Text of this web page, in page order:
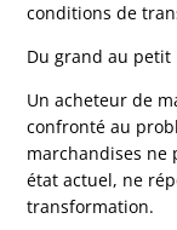
conditions de
Du grand au petit
Un acheteur de
confronté au
marchandises ne
état actuel, ne
transformation.